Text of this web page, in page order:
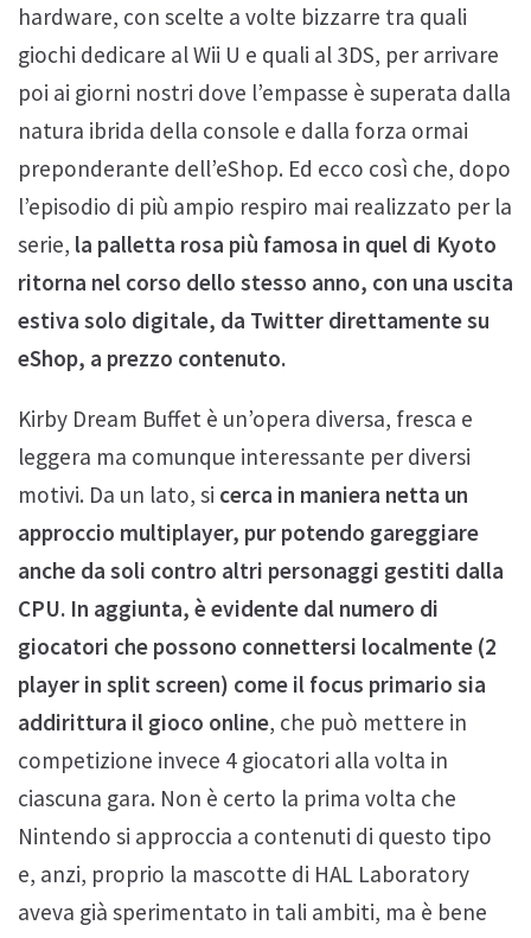
hardware, con scelte a volte bizzarre tra quali
giochi dedicare al Wii U e quali al 3DS, per arrivare
poi ai giorni nostri dove l’empasse è superata dalla
natura ibrida della console e dalla forza ormai
preponderante dell’eShop. Ed ecco così che, dopo
l’episodio di più ampio respiro mai realizzato per la
serie, la palletta rosa più famosa in quel di Kyoto
ritorna nel corso dello stesso anno, con una uscita
estiva solo digitale, da Twitter direttamente su
eShop, a prezzo contenuto.
Kirby Dream Buffet è un’opera diversa, fresca e
leggera ma comunque interessante per diversi
motivi. Da un lato, si cerca in maniera netta un
approccio multiplayer, pur potendo gareggiare
anche da soli contro altri personaggi gestiti dalla
CPU. In aggiunta, è evidente dal numero di
giocatori che possono connettersi localmente (2
player in split screen) come il focus primario sia
addirittura il gioco online, che può mettere in
competizione invece 4 giocatori alla volta in
ciascuna gara. Non è certo la prima volta che
Nintendo si approccia a contenuti di questo tipo
e, anzi, proprio la mascotte di HAL Laboratory
aveva già sperimentato in tali ambiti, ma è bene